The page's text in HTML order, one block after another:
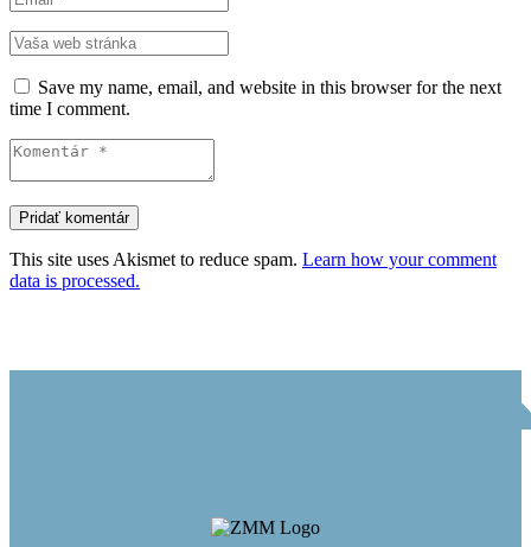
Save my name, email, and website in this browser for the next
time I comment.
This site uses Akismet to reduce spam. Learn how your comment
data is processed.